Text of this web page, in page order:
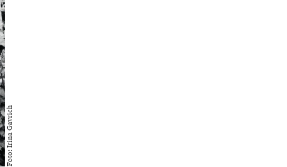
Foto: Irina Gavrich